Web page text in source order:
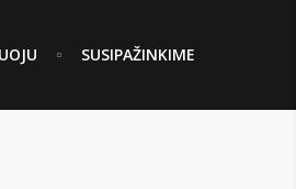
SUSIPAŽINKIME